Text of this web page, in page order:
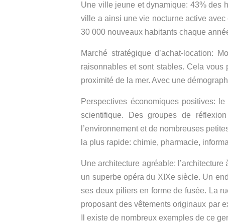
Une ville jeune et dynamique: 43% des
ville a ainsi une vie nocturne active
30 000 nouveaux habitants chaque
Marché stratégique d’achat-location:
raisonnables et sont stables. Cela vous
proximité de la mer. Avec une
Perspectives économiques positives:
scientifique. Des groupes de
l’environnement et de nombreuses
la plus rapide: chimie, pharmacie,
Une architecture agréable:
un superbe opéra du XIXe siècle. Un
ses deux piliers en forme de fusée. La
proposant des vêtements originaux par
Il existe de nombreux exemples de ce